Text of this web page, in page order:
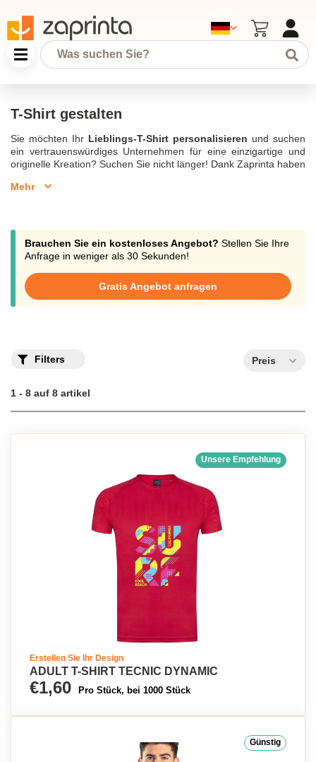
T-Shirt gestalten
Sie möchten Ihr Lieblings-T-Shirt personalisieren und suchen
ein vertrauenswürdiges Unternehmen für eine einzigartige und
originelle Kreation? Suchen Sie nicht länger! Dank Zaprinta haben
sich der Gestaltung verschiedener
Beratung zu bitten, indem Sie uns unter support@zaprinta.com
kontaktieren.
T-Shirt gestalten
Mehr
Brauchen Sie ein kostenloses Angebot? Stellen Sie Ihre
Anfrage in weniger als 30 Sekunden!
Gratis Angebot anfragen
Filters Preis
1 - 8 auf 8 artikel
Unsere Empfehlung
Erstellen Sie Ihr Design
ADULT T-SHIRT TECNIC DYNAMIC
€1,60 Pro Stück, bei 1000 Stück
Günstig